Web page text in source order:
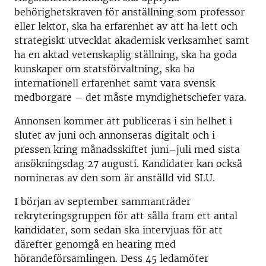
behörighetskraven för anställning som professor
eller lektor, ska ha erfarenhet av att ha lett och
strategiskt utvecklat akademisk verksamhet samt
ha en aktad vetenskaplig ställning, ska ha goda
kunskaper om statsförvaltning, ska ha
internationell erfarenhet samt vara svensk
medborgare – det måste myndighetschefer vara.
Annonsen kommer att publiceras i sin helhet i
slutet av juni och annonseras digitalt och i
pressen kring månadsskiftet juni–juli med sista
ansökningsdag 27 augusti. Kandidater kan också
nomineras av den som är anställd vid SLU.
I början av september sammanträder
rekryteringsgruppen för att sålla fram ett antal
kandidater, som sedan ska intervjuas för att
därefter genomgå en hearing med
hörandeförsamlingen. Dess 45 ledamöter